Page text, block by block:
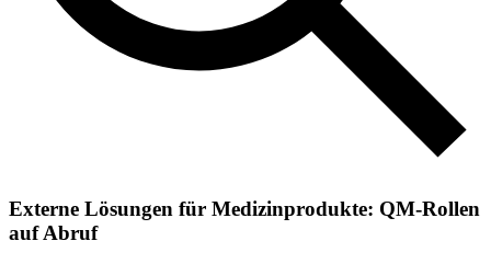
Externe Lösungen für Medizinprodukte: QM-Rollen
auf Abruf